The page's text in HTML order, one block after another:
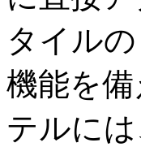
タイル
機能を
テルに